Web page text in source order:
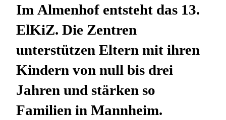
Im Almenhof entsteht das 13.
ElKiZ. Die Zentren
unterstützen Eltern mit ihren
Kindern von null bis drei
Jahren und stärken so
Familien in Mannheim.